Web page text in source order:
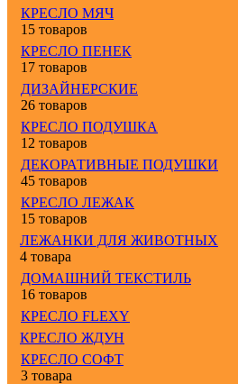
КРЕСЛО МЯЧ
15 товаров
КРЕСЛО ПЕНЕК
17 товаров
ДИЗАЙНЕРСКИЕ
26 товаров
КРЕСЛО ПОДУШКА
12 товаров
ДЕКОРАТИВНЫЕ ПОДУШКИ
45 товаров
КРЕСЛО ЛЕЖАК
15 товаров
ЛЕЖАНКИ ДЛЯ ЖИВОТНЫХ
4 товара
ДОМАШНИЙ ТЕКСТИЛЬ
16 товаров
КРЕСЛО FLEXY
КРЕСЛО ЖДУН
КРЕСЛО СОФТ
3 товара